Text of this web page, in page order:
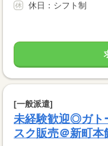
休日：シフト制
[一般派遣]
未経験歓迎◎ガト
スク販売＠新町本